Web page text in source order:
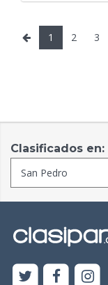
1 2 3
Clasificados en: